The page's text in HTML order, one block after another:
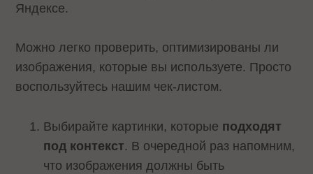
Яндексе.
Можно легко проверить, оптимизированы ли
изображения, которые вы используете. Просто
воспользуйтесь нашим чек-листом.
Выбирайте картинки, которые подходят
под контекст. В очередной раз напомним,
что изображения должны быть